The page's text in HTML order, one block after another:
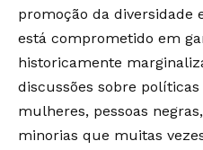
promoção da diversidade
está comprometido em
historicamente
discussões sobre
mulheres, pessoas
minorias que muitas